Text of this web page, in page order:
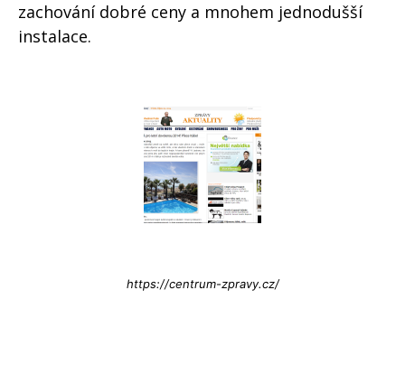
zachování dobré ceny a mnohem jednodušší
instalace.
https://centrum-zpravy.cz/